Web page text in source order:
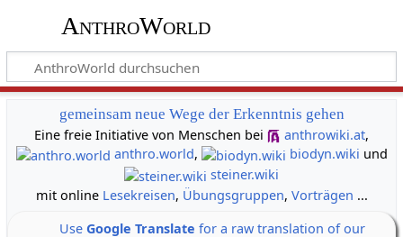
AnthroWorld
gemeinsam neue Wege der Erkenntnis gehen
Eine freie Initiative von Menschen bei
anthrowiki.at,
anthro.world, biodyn.wiki und
steiner.wiki
mit online Lesekreisen, Übungsgruppen, Vorträgen ...
Use Google Translate for a raw translation of our